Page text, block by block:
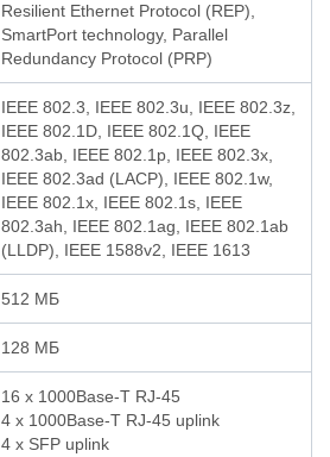
Resilient Ethernet Protocol (REP),
SmartPort technology, Parallel
Redundancy Protocol (PRP)
IEEE 802.3, IEEE 802.3u, IEEE 802.3z,
IEEE 802.1D, IEEE 802.1Q, IEEE
802.3ab, IEEE 802.1p, IEEE 802.3x,
IEEE 802.3ad (LACP), IEEE 802.1w,
IEEE 802.1x, IEEE 802.1s, IEEE
802.3ah, IEEE 802.1ag, IEEE 802.1ab
(LLDP), IEEE 1588v2, IEEE 1613
512 MБ
128 MБ
16 x 1000Base-T RJ-45
4 x 1000Base-T RJ-45 uplink
4 x SFP uplink